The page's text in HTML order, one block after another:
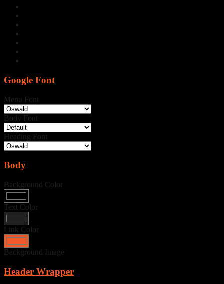
Google Font
Menu Font
Body Font
Heading Font
Body
Background Color
Text Color
Link Color
Background Image
Header Wrapper